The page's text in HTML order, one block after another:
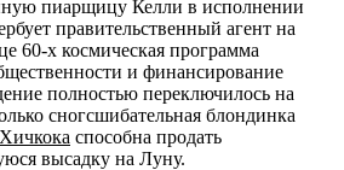
пиарщицу Келли в исполнении
правительственный агент на
60-х космическая программа
и финансирование
полностью переключилось на
сногсшибательная блондинка
Хичкока способна продать
высадку на Луну.